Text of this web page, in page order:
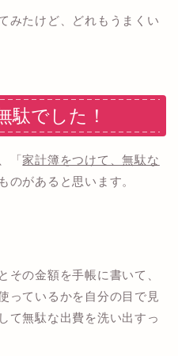
みたけど、どれもうまくい
駄でした！
「家計簿をつけて、無駄な
のがあると思います。
その金額を手帳に書いて、
っているかを自分の目で見
て無駄な出費を洗い出すっ